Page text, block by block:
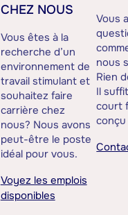
CHEZ NOUS
Vous êtes à la
recherche d’un
environnement de
travail stimulant et
souhaitez faire
carrière chez
nous? Nous avons
peut-être le poste
idéal pour vous.
Voyez les emplois
disponibles
Vous
nous
Rien
Il
court